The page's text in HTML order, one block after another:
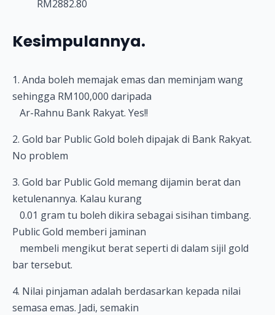
RM2882.80
Kesimpulannya.
1. Anda boleh memajak emas dan meminjam wang
sehingga RM100,000 daripada
Ar-Rahnu Bank Rakyat. Yes!!
2. Gold bar Public Gold boleh dipajak di Bank Rakyat.
No problem
3. Gold bar Public Gold memang dijamin berat dan
ketulenannya. Kalau kurang
0.01 gram tu boleh dikira sebagai sisihan timbang.
Public Gold memberi jaminan
membeli mengikut berat seperti di dalam sijil gold
bar tersebut.
4. Nilai pinjaman adalah berdasarkan kepada nilai
semasa emas. Jadi, semakin